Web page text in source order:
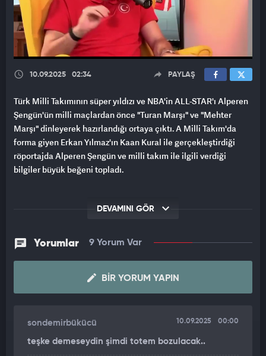
10.09.2025 02:34 PAYLAŞ
Türk Milli Takımının süper yıldızı ve NBA'in ALL-STAR'ı Alperen
Şengün'ün milli maçlardan önce "Turan Marşı" ve "Mehter
Marşı" dinleyerek hazırlandığı ortaya çıktı. A Milli Takım'da
forma giyen Erkan Yılmaz'ın Kaan Kural ile gerçekleştirdiği
röportajda Alperen Şengün ve milli takım ile ilgili verdiği
bilgiler büyük beğeni topladı.
DEVAMINI GÖR
Yorumlar 9 Yorum Var
BIR YORUM YAPIN
sondemirbükücü 10.09.2025 00:00
teşke demeseydin şimdi totem bozulacak..